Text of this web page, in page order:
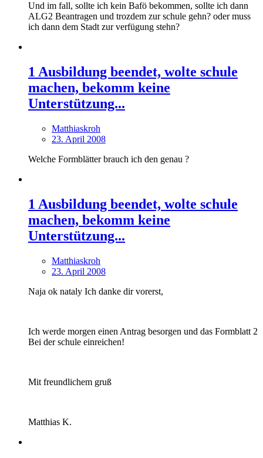
Und im fall, sollte ich kein Bafö bekommen, sollte ich dann
ALG2 Beantragen und trozdem zur schule gehn? oder muss
ich dann dem Stadt zur verfügung stehn?
1 Ausbildung beendet, wolte schule
machen, bekomm keine
Unterstützung...
Matthiaskroh
23. April 2008
Welche Formblätter brauch ich den genau ?
1 Ausbildung beendet, wolte schule
machen, bekomm keine
Unterstützung...
Matthiaskroh
23. April 2008
Naja ok nataly Ich danke dir vorerst,
Ich werde morgen einen Antrag besorgen und das Formblatt 2
Bei der schule einreichen!
Mit freundlichem gruß
Matthias K.